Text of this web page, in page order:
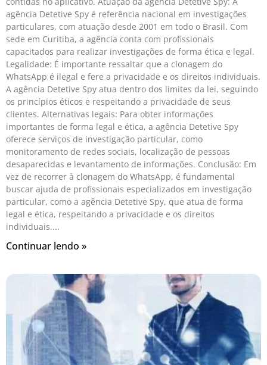
agência Detetive Spy é referência nacional em investigações
particulares, com atuação desde 2001 em todo o Brasil. Com
sede em Curitiba, a agência conta com profissionais
capacitados para realizar investigações de forma ética e legal.
Legalidade: É importante ressaltar que a clonagem do
WhatsApp é ilegal e fere a privacidade e os direitos individuais.
A agência Detetive Spy atua dentro dos limites da lei, seguindo
os princípios éticos e respeitando a privacidade de seus
clientes. Alternativas legais: Para obter informações
importantes de forma legal e ética, a agência Detetive Spy
oferece serviços de investigação particular, como
monitoramento de redes sociais, localização de pessoas
desaparecidas e levantamento de informações. Conclusão: Em
vez de recorrer à clonagem do WhatsApp, é fundamental
buscar ajuda de profissionais especializados em investigação
particular, como a agência Detetive Spy, que atua de forma
legal e ética, respeitando a privacidade e os direitos
individuais.
Continuar lendo »